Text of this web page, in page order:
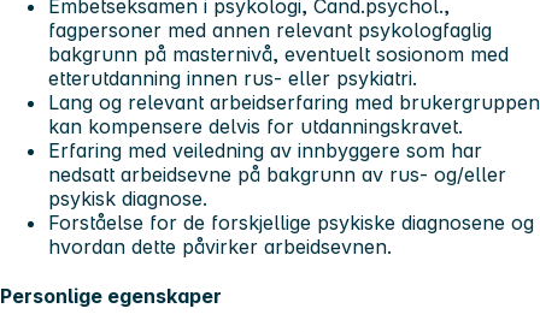
Embetseksamen i psykologi, Cand.psychol.,
fagpersoner med annen relevant psykologfaglig
bakgrunn på masternivå, eventuelt sosionom med
etterutdanning innen rus- eller psykiatri.
Lang og relevant arbeidserfaring med brukergruppen
kan kompensere delvis for utdanningskravet.
Erfaring med veiledning av innbyggere som har
nedsatt arbeidsevne på bakgrunn av rus- og/eller
psykisk diagnose.
Forståelse for de forskjellige psykiske diagnosene og
hvordan dette påvirker arbeidsevnen.
Personlige egenskaper